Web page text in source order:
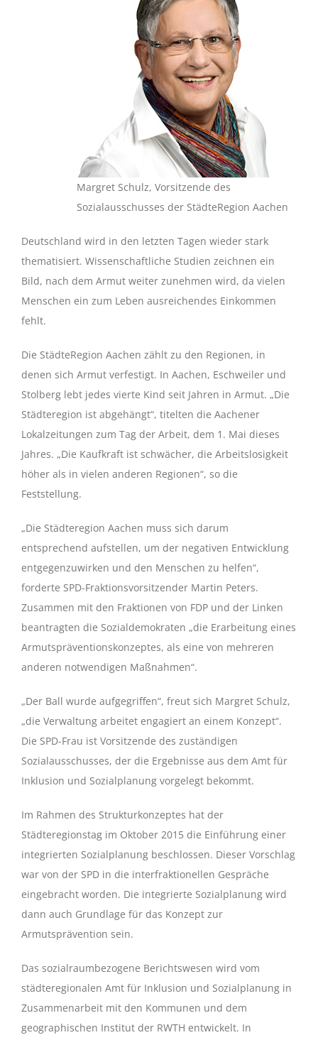
Margret Schulz, Vorsitzende des
Sozialausschusses der StädteRegion Aachen
Deutschland wird in den letzten Tagen wieder stark
thematisiert. Wissenschaftliche Studien zeichnen ein
Bild, nach dem Armut weiter zunehmen wird, da vielen
Menschen ein zum Leben ausreichendes Einkommen
fehlt.
Die StädteRegion Aachen zählt zu den Regionen, in
denen sich Armut verfestigt. In Aachen, Eschweiler und
Stolberg lebt jedes vierte Kind seit Jahren in Armut. „Die
Städteregion ist abgehängt“, titelten die Aachener
Lokalzeitungen zum Tag der Arbeit, dem 1. Mai dieses
Jahres. „Die Kaufkraft ist schwächer, die Arbeitslosigkeit
höher als in vielen anderen Regionen“, so die
Feststellung.
„Die Städteregion Aachen muss sich darum
entsprechend aufstellen, um der negativen Entwicklung
entgegenzuwirken und den Menschen zu helfen“,
forderte SPD-Fraktionsvorsitzender Martin Peters.
Zusammen mit den Fraktionen von FDP und der Linken
beantragten die Sozialdemokraten „die Erarbeitung eines
Armutspräventionskonzeptes, als eine von mehreren
anderen notwendigen Maßnahmen“.
„Der Ball wurde aufgegriffen“, freut sich Margret Schulz,
„die Verwaltung arbeitet engagiert an einem Konzept“.
Die SPD-Frau ist Vorsitzende des zuständigen
Sozialausschusses, der die Ergebnisse aus dem Amt für
Inklusion und Sozialplanung vorgelegt bekommt.
Im Rahmen des Strukturkonzeptes hat der
Städteregionstag im Oktober 2015 die Einführung einer
integrierten Sozialplanung beschlossen. Dieser Vorschlag
war von der SPD in die interfraktionellen Gespräche
eingebracht worden. Die integrierte Sozialplanung wird
dann auch Grundlage für das Konzept zur
Armutsprävention sein.
Das sozialraumbezogene Berichtswesen wird vom
städteregionalen Amt für Inklusion und Sozialplanung in
Zusammenarbeit mit den Kommunen und dem
geographischen Institut der RWTH entwickelt. In